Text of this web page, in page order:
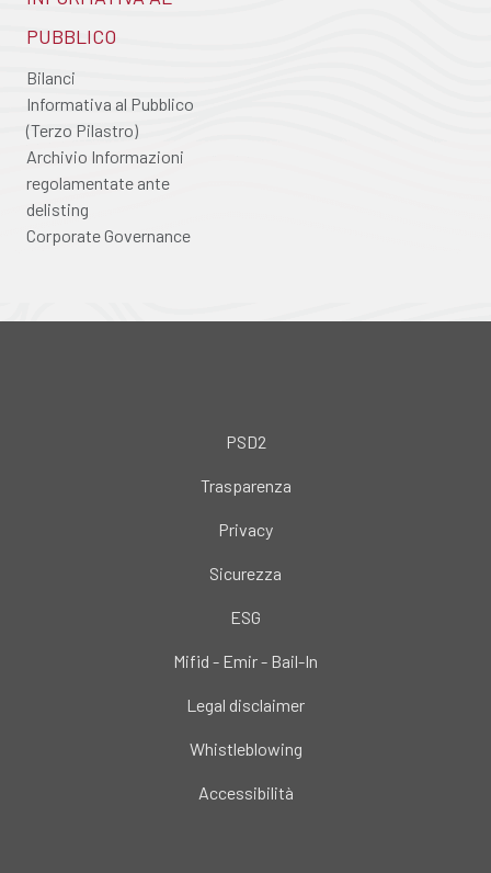
PUBBLICO
Bilanci
Informativa al Pubblico
(Terzo Pilastro)
Archivio Informazioni
regolamentate ante
delisting
Corporate Governance
PSD2
Trasparenza
Privacy
Sicurezza
ESG
Mifid - Emir - Bail-In
Legal disclaimer
Whistleblowing
Accessibilità